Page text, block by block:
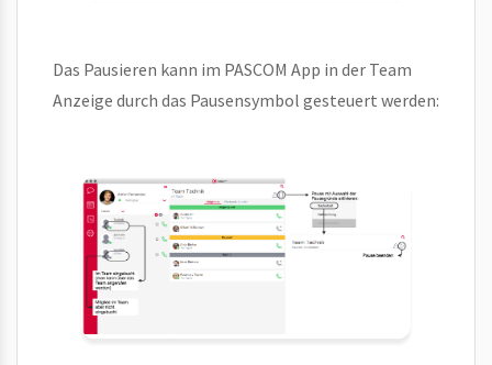
Das Pausieren kann im PASCOM App in der Team
Anzeige durch das Pausensymbol gesteuert werden: